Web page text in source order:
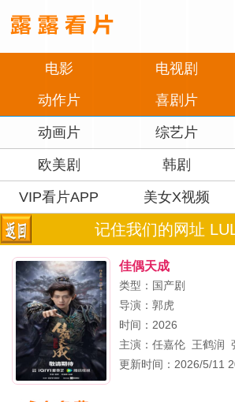
电影 电视剧
动作片
喜剧片
动画片 综艺片
欧美剧 韩剧
VIP看片APP 美女X视频
记住我们的网址
佳偶天成
类型：国产剧
导演： 郭虎
时间：2026
主演： 任嘉伦 王鹤润
更新时间：2026/5/11